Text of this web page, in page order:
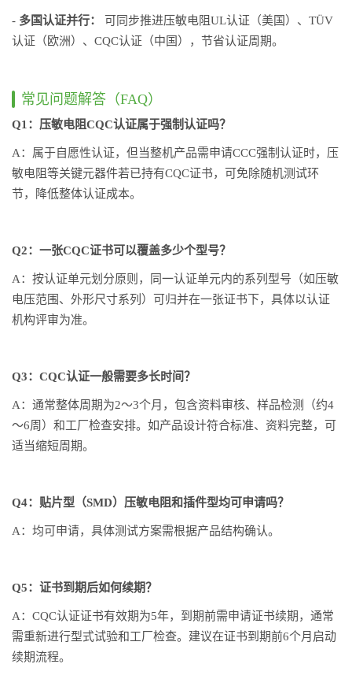
- 多国认证并行：
可同步推进压敏电阻UL认证（美国）、TÜV
认证（欧洲）、CQC认证（中国），节省认证周期。
常见问题解答（FAQ）
Q1：压敏电阻CQC认证属于强制认证吗？
A：属于自愿性认证，但当整机产品需申请CCC强制认证时，压
敏电阻等关键元器件若已持有CQC证书，可免除随机测试环
节，降低整体认证成本。
Q2：一张CQC证书可以覆盖多少个型号？
A：按认证单元划分原则，同一认证单元内的系列型号（如压敏
电压范围、外形尺寸系列）可归并在一张证书下，具体以认证
机构评审为准。
Q3：CQC认证一般需要多长时间？
A：通常整体周期为2～3个月，包含资料审核、样品检测（约4
～6周）和工厂检查安排。如产品设计符合标准、资料完整，可
适当缩短周期。
Q4：贴片型（SMD）压敏电阻和插件型均可申请吗？
A：均可申请，具体测试方案需根据产品结构确认。
Q5：证书到期后如何续期？
A：CQC认证证书有效期为5年，到期前需申请证书续期，通常
需重新进行型式试验和工厂检查。建议在证书到期前6个月启动
续期流程。